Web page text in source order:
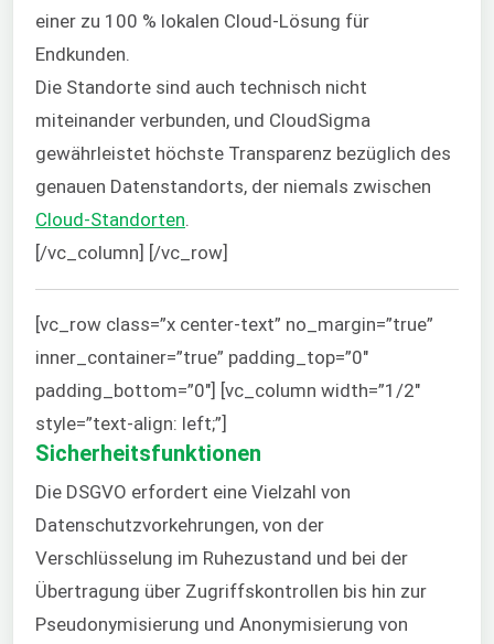
einer zu 100 % lokalen Cloud-Lösung für
Endkunden.
Die Standorte sind auch technisch nicht
miteinander verbunden, und CloudSigma
gewährleistet höchste Transparenz bezüglich des
genauen Datenstandorts, der niemals zwischen
Cloud-Standorten
[/vc_column] [/vc_row]
[vc_row class=”x center-text” no_margin=”true”
inner_container=”true” padding_top=”0″
padding_bottom=”0″] [vc_column width=”1/2″
style=”text-align: left;”]
Sicherheitsfunktionen
Die DSGVO erfordert eine Vielzahl von
Datenschutzvorkehrungen, von der
Verschlüsselung im Ruhezustand und bei der
Übertragung über Zugriffskontrollen bis hin zur
Pseudonymisierung und Anonymisierung von